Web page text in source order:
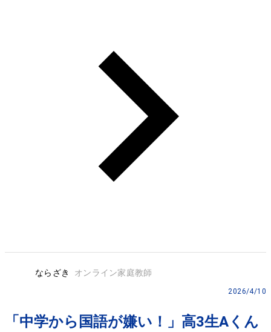
ならざき オンライン家庭教師
2026/4/10
「中学から国語が嫌い！」高3生Aくん